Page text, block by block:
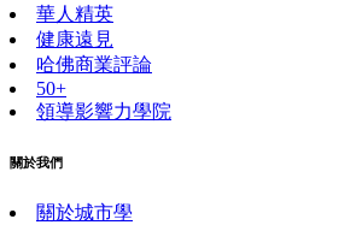
華人精英
健康遠見
哈佛商業評論
50+
領導影響力學院
關於我們
關於城市學